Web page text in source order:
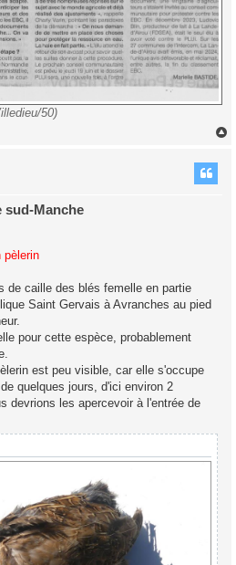
50)
sud-Manche
pèlerin
de caille des blés femelle en partie
Saint Gervais à Avranches au pied
pour cette espèce, probablement
est peu visible, car elle s'occupe
quelques jours, d'ici environ 2
devrions les apercevoir à l'entrée de